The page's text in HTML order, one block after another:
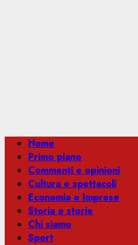
Menu
principale
Home
Primo piano
Commenti e opinioni
Cultura e spettacoli
Economia e Imprese
Storia e storie
Chi siamo
Sport